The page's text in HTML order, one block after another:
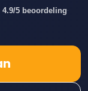
4.9/5 beoordeling·